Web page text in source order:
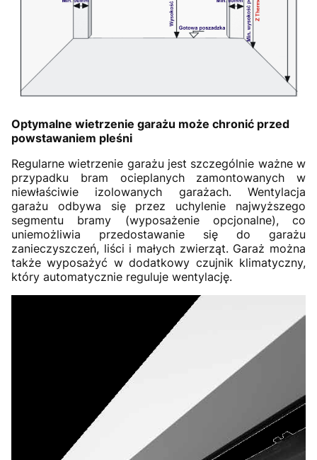
Optymalne wietrzenie garażu może chronić przed
powstawaniem pleśni
Regularne wietrzenie garażu jest szczególnie ważne w
przypadku bram ocieplanych zamontowanych w
niewłaściwie izolowanych garażach. Wentylacja
garażu odbywa się przez uchylenie najwyższego
segmentu bramy (wyposażenie opcjonalne), co
uniemożliwia przedostawanie się do garażu
zanieczyszczeń, liści i małych zwierząt. Garaż można
także wyposażyć w dodatkowy czujnik klimatyczny,
który automatycznie reguluje wentylację.